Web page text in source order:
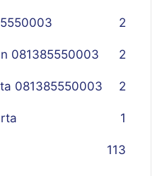
2
081385550003 2
081385550003 2
1
113